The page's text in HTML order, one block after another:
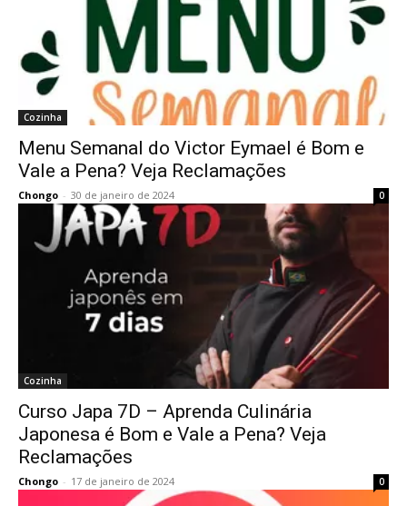
Cozinha
Menu Semanal do Victor Eymael é Bom e
Vale a Pena? Veja Reclamações
Chongo - 30 de janeiro de 2024 0
Cozinha
Curso Japa 7D – Aprenda Culinária
Japonesa é Bom e Vale a Pena? Veja
Reclamações
Chongo - 17 de janeiro de 2024 0